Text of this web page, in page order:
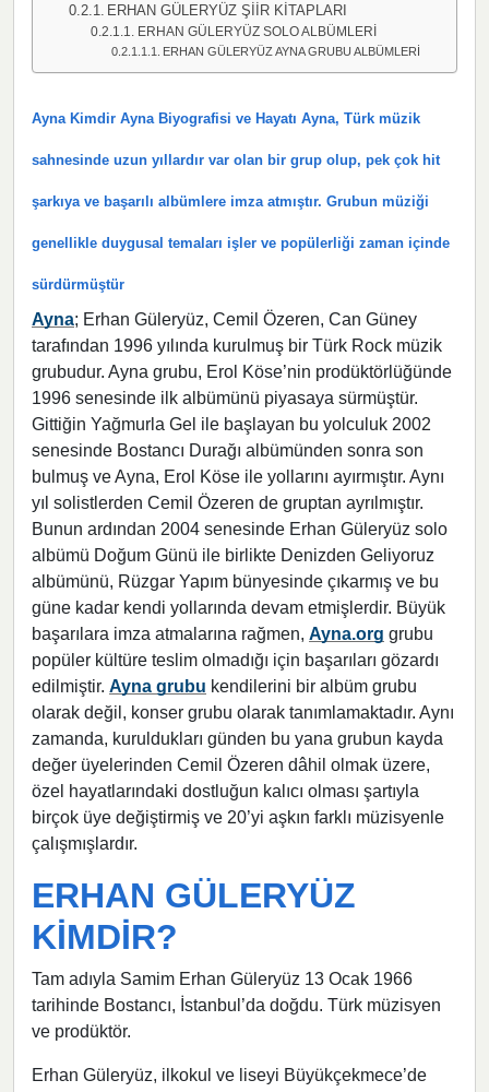
ERHAN GÜLERYÜZ ŞİİR KİTAPLARI
ERHAN GÜLERYÜZ SOLO ALBÜMLERİ
ERHAN GÜLERYÜZ AYNA GRUBU ALBÜMLERİ
Ayna Kimdir Ayna Biyografisi ve Hayatı Ayna, Türk müzik
sahnesinde uzun yıllardır var olan bir grup olup, pek çok hit
şarkıya ve başarılı albümlere imza atmıştır. Grubun müziği
genellikle duygusal temaları işler ve popülerliği zaman içinde
sürdürmüştür
Ayna; Erhan Güleryüz, Cemil Özeren, Can Güney
tarafından 1996 yılında kurulmuş bir Türk Rock müzik
grubudur. Ayna grubu, Erol Kӧse’nin prodüktӧrlüğünde
1996 senesinde ilk albümünü piyasaya sürmüştür.
Gittiğin Yağmurla Gel ile başlayan bu yolculuk 2002
senesinde Bostancı Durağı albümünden sonra son
bulmuş ve Ayna, Erol Kӧse ile yollarını ayırmıştır. Aynı
yıl solistlerden Cemil Özeren de gruptan ayrılmıştır.
Bunun ardından 2004 senesinde Erhan Güleryüz solo
albümü Doğum Günü ile birlikte Denizden Geliyoruz
albümünü, Rüzgar Yapım bünyesinde çıkarmış ve bu
güne kadar kendi yollarında devam etmişlerdir. Büyük
başarılara imza atmalarına rağmen, Ayna.org grubu
popüler kültüre teslim olmadığı için başarıları gӧzardı
edilmiştir. Ayna grubu kendilerini bir albüm grubu
olarak değil, konser grubu olarak tanımlamaktadır. Aynı
zamanda, kuruldukları günden bu yana grubun kayda
değer üyelerinden Cemil Özeren dâhil olmak üzere,
özel hayatlarındaki dostluğun kalıcı olması şartıyla
birçok üye değiştirmiş ve 20’yi aşkın farklı müzisyenle
çalışmışlardır.
ERHAN GÜLERYÜZ
KİMDİR?
Tam adıyla Samim Erhan Güleryüz 13 Ocak 1966
tarihinde Bostancı, İstanbul’da doğdu. Türk müzisyen
ve prodüktör.
Erhan Güleryüz, ilkokul ve liseyi Büyükçekmece’de